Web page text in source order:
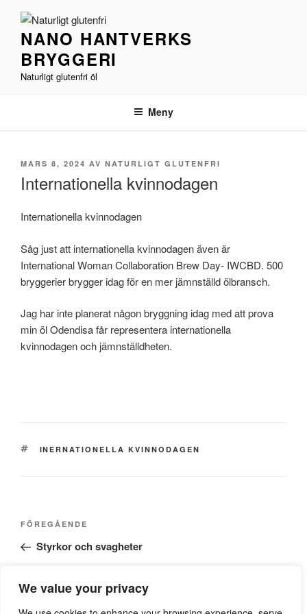
We value your privacy
innehållNANO HANTVERKS
BRYGGERI
Naturligt glutenfri öl
Meny
PUBLICERAT
MARS 8, 2024 AV NATURLIGT GLUTENFRI
Internationella kvinnodagen
Internationella kvinnodagen
Såg just att internationella kvinnodagen även är
International Woman Collaboration Brew Day- IWCBD. 500
bryggerier brygger idag för en mer jämnställd ölbransch.
Jag har inte planerat någon bryggning idag med att prova
min öl Odendisa får representera internationella
kvinnodagen och jämnställdheten.
TAGGAR
INERNATIONELLA KVINNODAGEN
Inläggsnavigering
Föregående
inlägg
FÖREGÅENDE
Styrkor och svagheter
inlägg
Hembryggarträff